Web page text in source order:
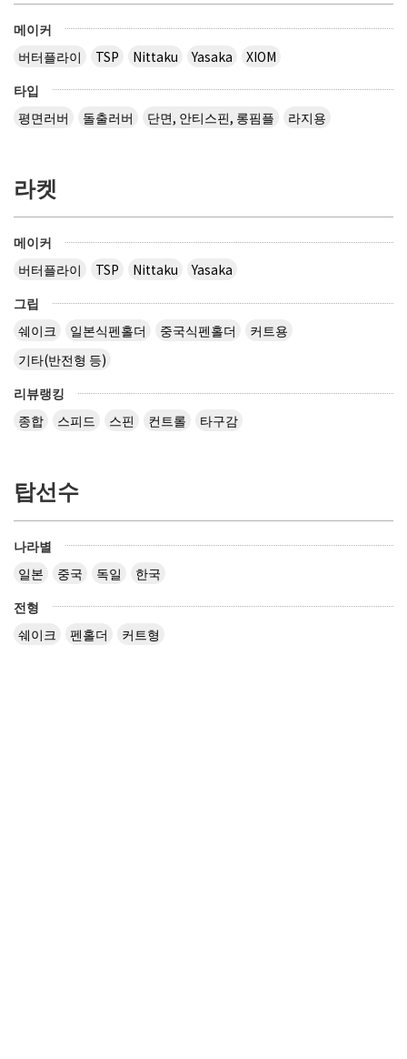
메이커
버터플라이
TSP Nittaku Yasaka
XIOM
타입
평면러버
돌출러버 단면, 안티스핀, 롱핌플 라지용
라켓
메이커
버터플라이
TSP Nittaku
Yasaka
그립
쉐이크
일본식펜홀더 중국식펜홀더
커트용
기타(반전형 등)
리뷰랭킹
종합
스피드 스핀 컨트롤 타구감
탑선수
나라별
일본
중국 독일
한국
전형
쉐이크
펜홀더 커트형